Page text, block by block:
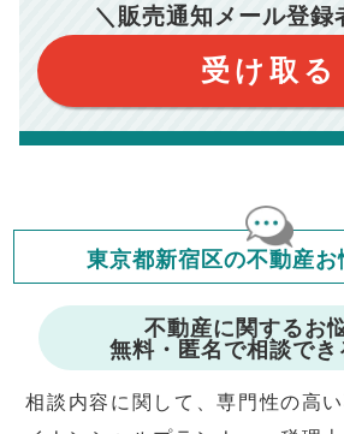
このシミュレーターは元利均等返済方式
このシミュレーターは、四捨五入にて計
このシミュレーターはお借り入れの全期
このシミュレーターでの結果は、お借り
ありません。
このシミュレーターをご利用された方の
ますが、お借り入れの際に各金融機関に
会員マイページで
修繕費・管理費の計算
おります。（物件価格×3%＋6万円＋消
＼販売通知メール登録
受け取る
東京都新宿区の不動産お
不動産に関するお
無料・匿名で相談でき
相談内容に関して、専門性の高